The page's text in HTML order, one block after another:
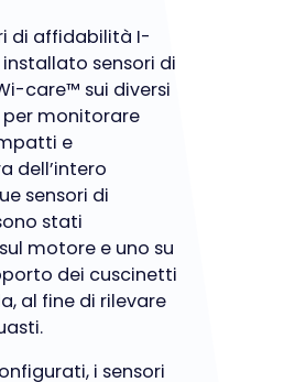
di affidabilità I-
sensori di
care™ sui diversi
monitorare
e
dell’intero
sensori di
stati
motore e uno su
dei cuscinetti
al fine di rilevare
i sensori